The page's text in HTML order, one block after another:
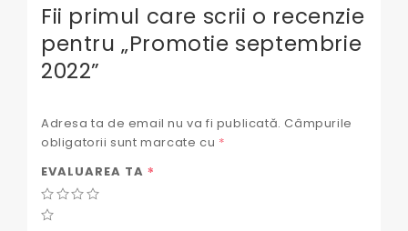
Fii primul care scrii o recenzie
pentru „Promotie septembrie
2022”
Adresa ta de email nu va fi publicată. Câmpurile
obligatorii sunt marcate cu *
EVALUAREA TA *